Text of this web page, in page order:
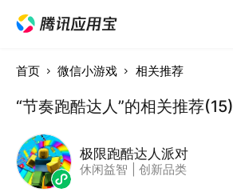
首页 微信小游戏 相关推荐
“节奏跑酷达人”的相关推荐(15)
极限跑酷达人派对
休闲益智 创新品类